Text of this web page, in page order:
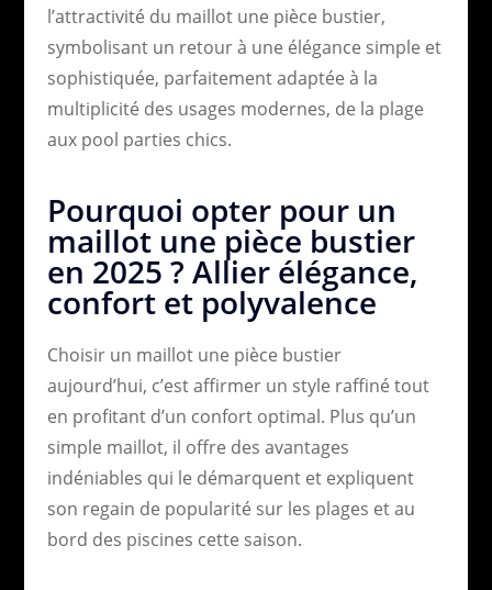
l’attractivité du maillot une pièce bustier,
symbolisant un retour à une élégance simple et
sophistiquée, parfaitement adaptée à la
multiplicité des usages modernes, de la plage
aux pool parties chics.
Pourquoi opter pour un
maillot une pièce bustier
en 2025 ? Allier élégance,
confort et polyvalence
Choisir un maillot une pièce bustier
aujourd’hui, c’est affirmer un style raffiné tout
en profitant d’un confort optimal. Plus qu’un
simple maillot, il offre des avantages
indéniables qui le démarquent et expliquent
son regain de popularité sur les plages et au
bord des piscines cette saison.